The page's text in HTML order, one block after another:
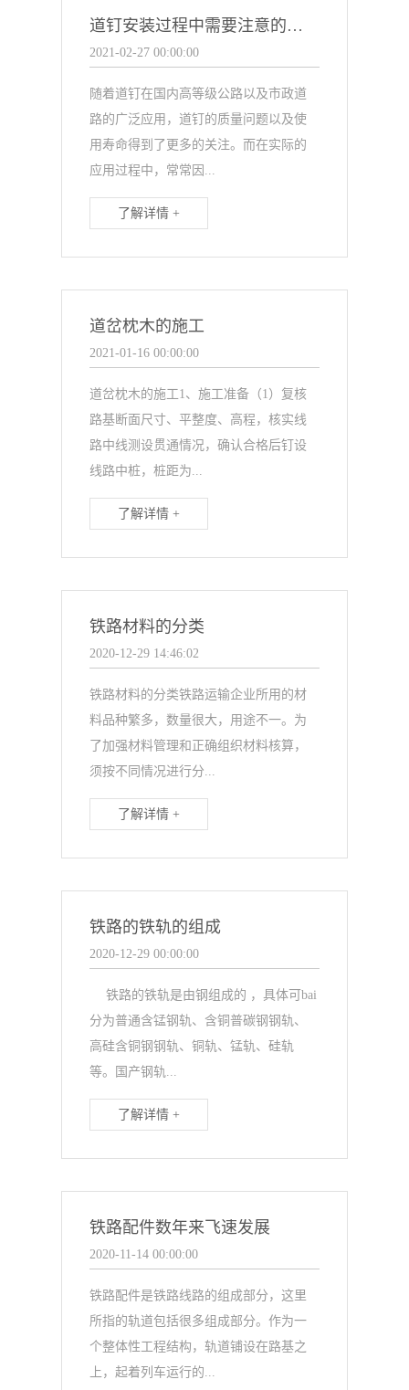
道钉安装过程中需要注意的问题
2021-02-27 00:00:00
随着道钉在国内高等级公路以及市政道
路的广泛应用，道钉的质量问题以及使
用寿命得到了更多的关注。而在实际的
应用过程中，常常因...
了解详情 +
道岔枕木的施工
2021-01-16 00:00:00
道岔枕木的施工1、施工准备（1）复核
路基断面尺寸、平整度、高程，核实线
路中线测设贯通情况，确认合格后钉设
线路中桩，桩距为...
了解详情 +
铁路材料的分类
2020-12-29 14:46:02
铁路材料的分类铁路运输企业所用的材
料品种繁多，数量很大，用途不一。为
了加强材料管理和正确组织材料核算，
须按不同情况进行分...
了解详情 +
铁路的铁轨的组成
2020-12-29 00:00:00
铁路的铁轨是由钢组成的 ，具体可bai
分为普通含锰钢轨、含铜普碳钢钢轨、
高硅含铜钢钢轨、铜轨、锰轨、硅轨
等。国产钢轨...
了解详情 +
铁路配件数年来飞速发展
2020-11-14 00:00:00
铁路配件是铁路线路的组成部分，这里
所指的轨道包括很多组成部分。作为一
个整体性工程结构，轨道铺设在路基之
上，起着列车运行的...